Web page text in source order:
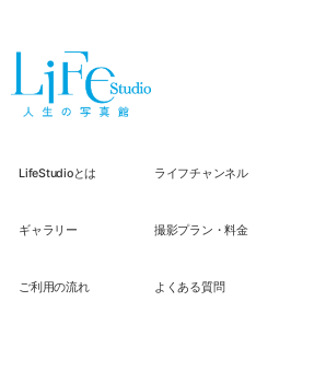
LifeStudioとは ライフチャンネル
ギャラリー 撮影プラン・料金
ご利用の流れ よくある質問